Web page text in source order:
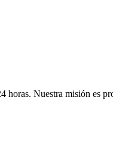
horas. Nuestra misión es